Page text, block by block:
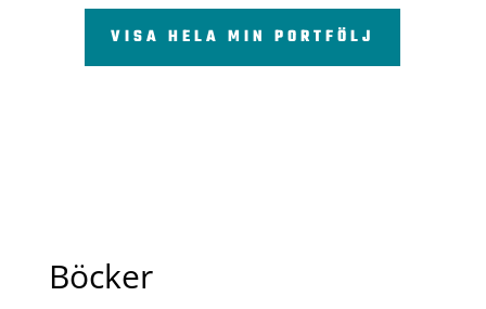
VISA HELA MIN PORTFÖLJ
Böcker